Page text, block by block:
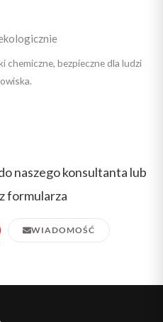
chemiczne, bezpieczne dla ludzi
naszego konsultanta lub
formularza
WIADOMOŚĆ